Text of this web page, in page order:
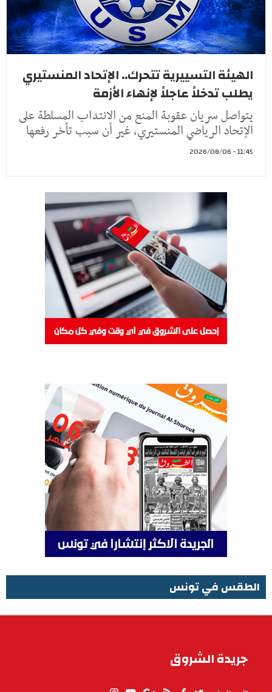
الهيئة التسييرية تتحرك.. الإتحاد المنستيري
يطلب تدخلاً عاجلاً لإنهاء الأزمة
يتواصل سريان عقوبة المنع من الانتداب المسلطة على
الإتحاد الرياضي المنستيري، غير أن سبب تأخر رفعها
11:45 - 2026/08/06
الطقس في تونس
جريدة الشروق